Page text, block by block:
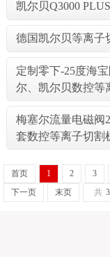
凯尔贝Q3000
德国凯尔贝等离子
定制零下-25度海
尔、凯尔贝数控等
梅塞尔流量电磁阀
套数控等离子切割
首页 1 2 3
下一页
末页 共